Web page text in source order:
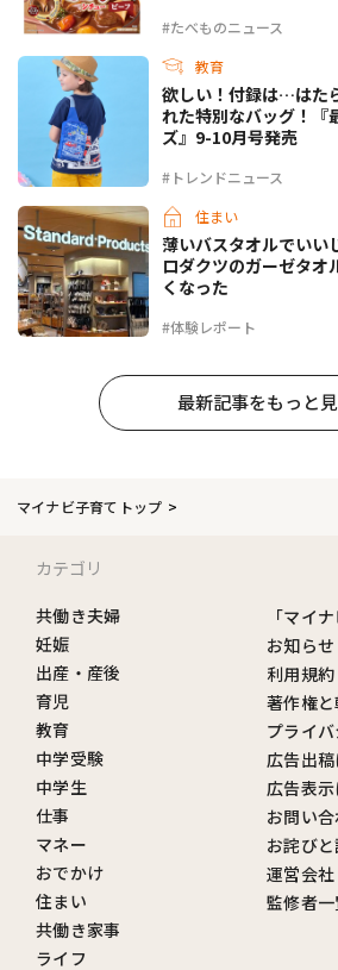
#たべものニュース
教育
#トレンドニュース
欲しい！付録は…はた
れた特別なバッグ！『
ズ』9-10月号発売
住まい
#体験レポート
薄いバスタオルでいい
ロダクツのガーゼタオ
くなった
最新記事をもっと
マイナビ子育てトップ
カテゴリ
共働き夫婦
妊娠
出産・産後
育児
教育
中学受験
中学生
仕事
マネー
おでかけ
住まい
共働き家事
ライフ
「マイ
お知らせ
利用規約
著作権
プライ
広告出
広告表
お問い
お詫び
運営会社
監修者